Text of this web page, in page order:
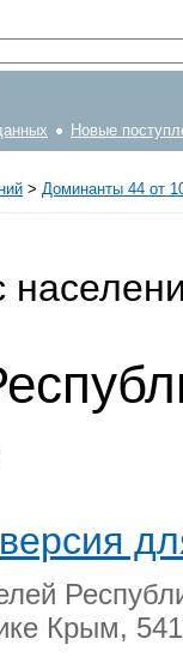
Новые
> Доминанты 44 от
версия
Крым,